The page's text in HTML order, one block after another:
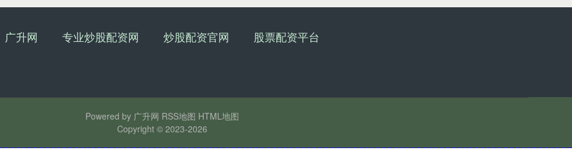
广升网 专业炒股配资网 炒股配资官网 股票配资平台
Powered by 广升网 RSS地图 HTML地图
Copyright © 2023-2026